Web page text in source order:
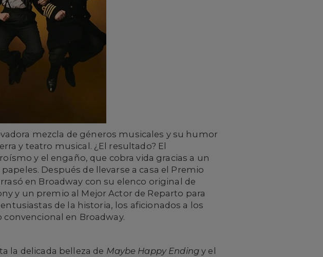
mezcla de géneros musicales y su humor
y teatro musical. ¿El resultado? El
y el engaño, que cobra vida gracias a un
Después de llevarse a casa el Premio
en Broadway con su elenco original de
y un premio al Mejor Actor de Reparto para
de la historia, los aficionados a los
en Broadway.
la delicada belleza de Maybe Happy Ending y el